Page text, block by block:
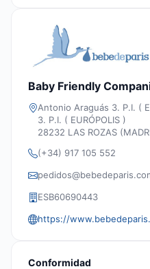
Baby Friendly
Antonio Araguás 3. P.I. (
3. P.I. ( EURÓPOLIS )
28232 LAS ROZAS
(+34) 917 105 552
ESB60690443
https://
Conformidad